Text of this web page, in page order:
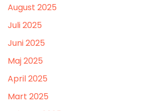
August 2025
Juli 2025
Juni 2025
Maj 2025
April 2025
Mart 2025